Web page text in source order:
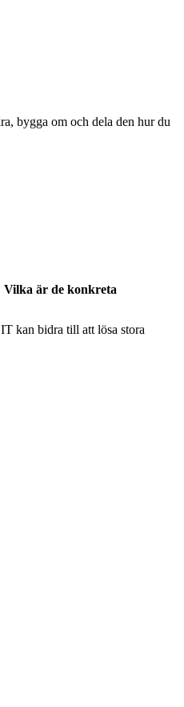
bygga om och dela den hur du
Vilka är de konkreta
kan bidra till att lösa stora